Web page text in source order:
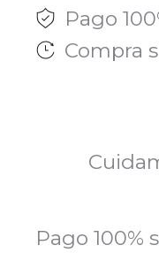
Pago
Compra
Pago 100%